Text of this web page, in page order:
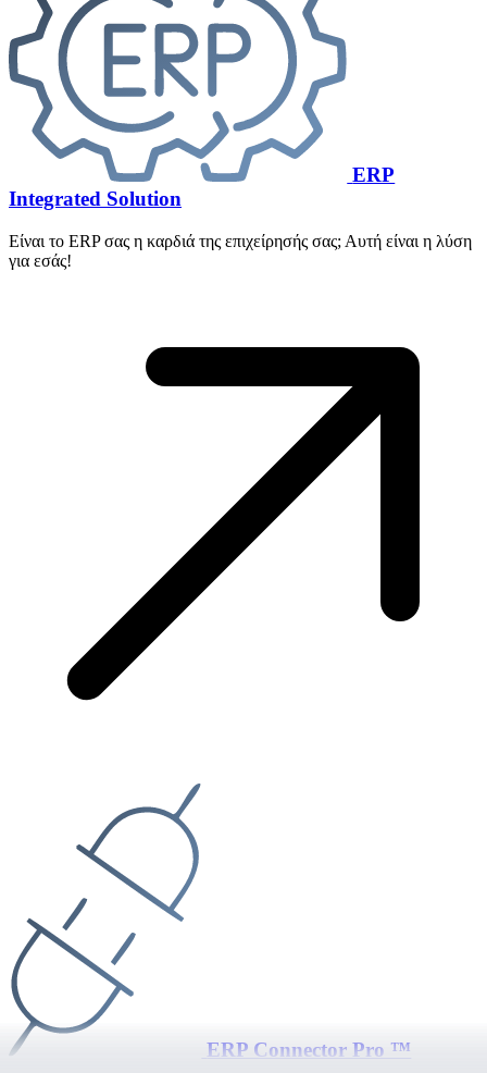
ERP
Integrated Solution
Είναι το ERP σας η καρδιά της επιχείρησής σας; Αυτή είναι η λύση
για εσάς!
ERP Connector Pro ™